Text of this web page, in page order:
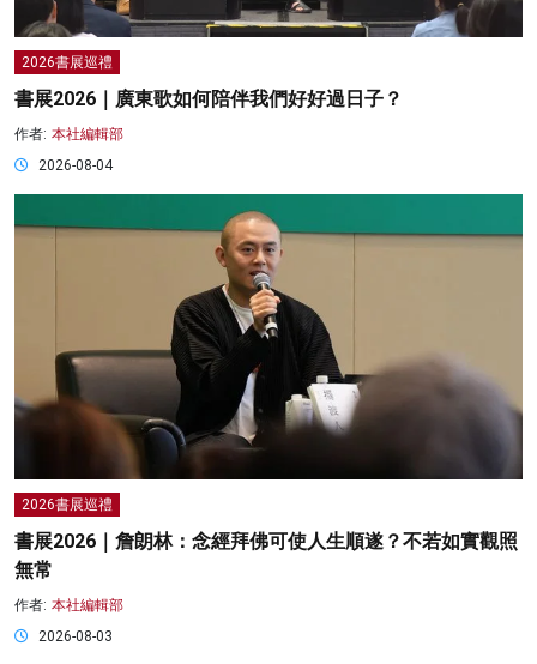
2026書展巡禮
書展2026｜廣東歌如何陪伴我們好好過日子？
作者: 本社編輯部
2026-08-04
2026書展巡禮
書展2026｜詹朗林：念經拜佛可使人生順遂？不若如實觀照
無常
作者: 本社編輯部
2026-08-03